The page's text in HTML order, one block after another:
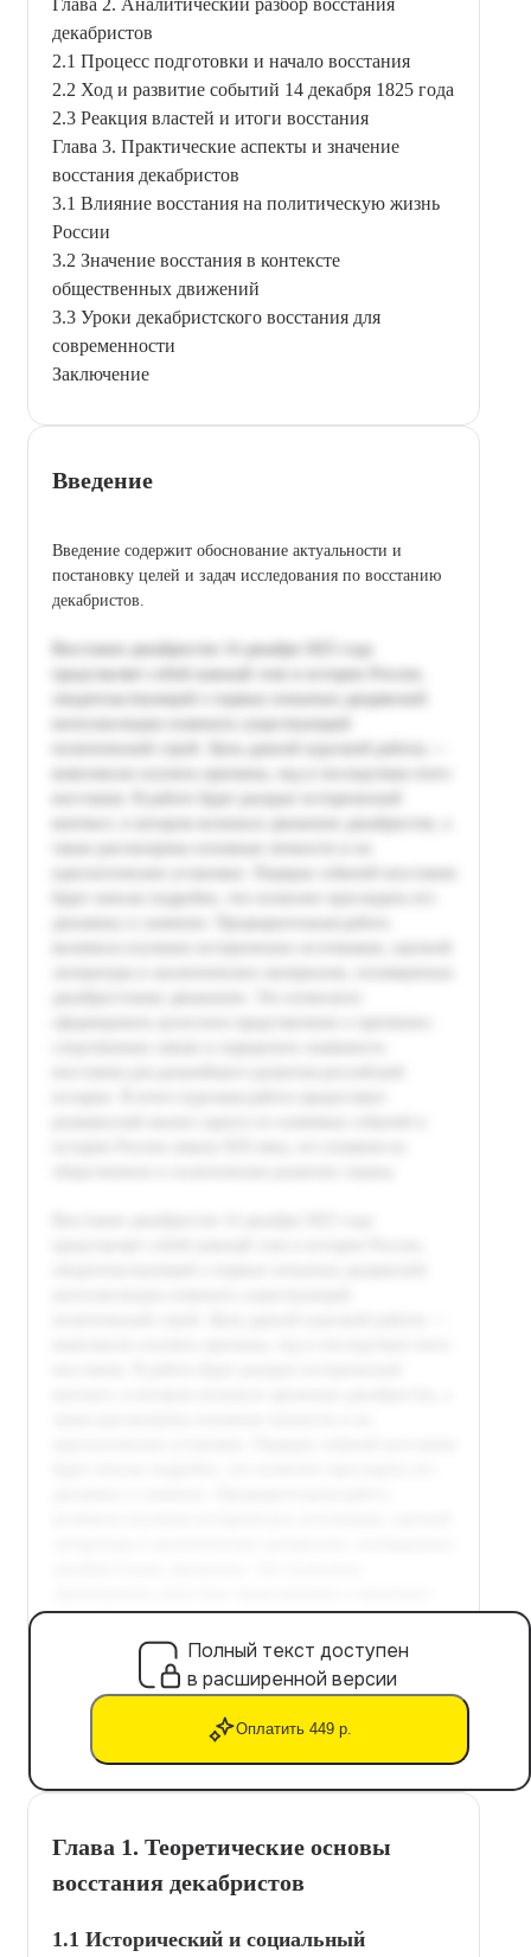
декабристов
2.1 Процесс подготовки и начало восстания
2.2 Ход и развитие событий 14 декабря 1825 года
2.3 Реакция властей и итоги восстания
Глава 3. Практические аспекты и значение
восстания декабристов
3.1 Влияние восстания на политическую жизнь
России
3.2 Значение восстания в контексте
общественных движений
3.3 Уроки декабристского восстания для
современности
Заключение
Введение
Введение содержит обоснование актуальности и
постановку целей и задач исследования по восстанию
декабристов.
Полный текст доступен
в расширенной версии
Оплатить 449 р.
Глава 1. Теоретические основы
восстания декабристов
1.1 Исторический и социальный